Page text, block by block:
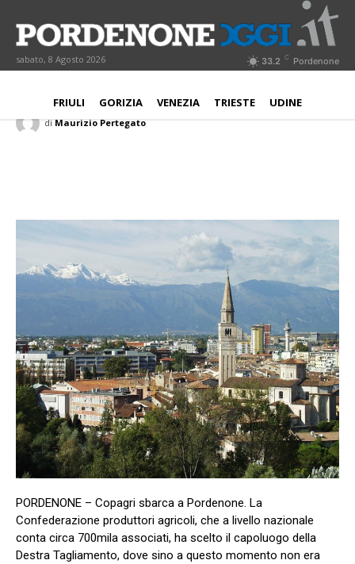
sabato, 8 Agosto 2026 33.2 C Pordenone
FRIULI GORIZIA VENEZIA TRIESTE UDINE
Copagri apre a Pordenone per
“tutelare interessi agricoltori”
PORDENONE
di Maurizio Pertegato
PORDENONE – Copagri sbarca a Pordenone. La
Confederazione produttori agricoli, che a livello nazionale
conta circa 700mila associati, ha scelto il capoluogo della
Destra Tagliamento, dove sino a questo momento non era